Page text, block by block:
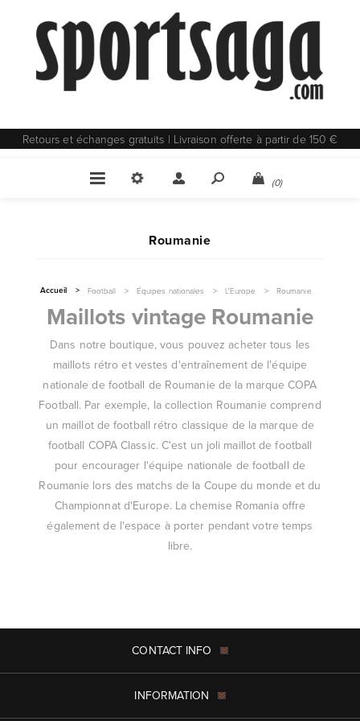
Retours et échanges gratuits | Livraison offerte à partir de 150 €
(0)
Accueil > Football > Équipes nationales > L'Europe > Roumanie
Roumanie
Maillots vintage Roumanie
Dans notre boutique, vous pouvez acheter tous les
maillots rétro et vestes d'entraînement de l'équipe
nationale de football de Roumanie de la marque COPA
Football. Par exemple, la collection Roumanie comprend
un maillot de football rétro classique de la marque de
football COPA Classic. C'est un joli maillot de football
pour encourager l'équipe nationale de football de
Roumanie lors des matchs de la Coupe du monde et du
Championnat d'Europe. La chemise Romania offre
également de l'espace à porter pendant votre temps
libre.
CONTACT INFO
INFORMATION